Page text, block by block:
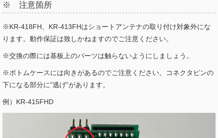
※ 注意箇所
※KR-418FH、KR-413FHはショートアンテナの取り付け対象外にな
ります。動作保証は致しかねますのでご注意ください。
※交換の際には基板上のパーツは触らないようにしましょう。
※ボトムケースには向きがあるのでご注意ください。コネクタピンの
下になる部分に”逃げ”があります。
例）KR-415FHD